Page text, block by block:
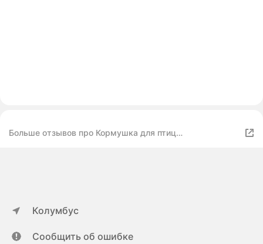
Больше отзывов про Кормушка для птиц
Колумбус
Сообщить об ошибке